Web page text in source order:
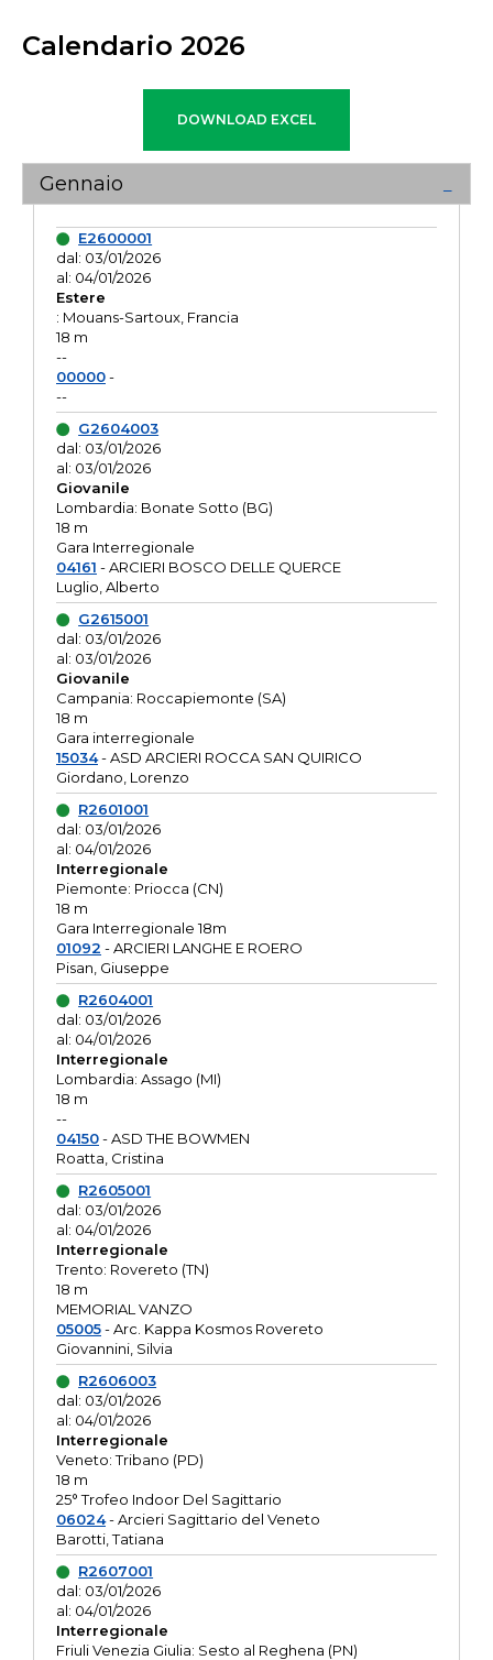
Calendario 2026
Gennaio
E2600001
dal: 03/01/2026
al: 04/01/2026
Estere
: Mouans-Sartoux, Francia
18 m
--
00000-
--
G2604003
dal: 03/01/2026
al: 03/01/2026
Giovanile
Lombardia: Bonate Sotto (BG)
18 m
Gara Interregionale
04161 - ARCIERI BOSCO DELLE QUERCE
Luglio, Alberto
G2615001
dal: 03/01/2026
al: 03/01/2026
Giovanile
Campania: Roccapiemonte (SA)
18 m
Gara interregionale
15034- ASD ARCIERI ROCCA SAN QUIRICO
Giordano, Lorenzo
R2601001
dal: 03/01/2026
al: 04/01/2026
Interregionale
Piemonte: Priocca (CN)
18 m
Gara Interregionale 18m
01092 - ARCIERI LANGHE E ROERO
Pisan, Giuseppe
R2604001
dal: 03/01/2026
al: 04/01/2026
Interregionale
Lombardia: Assago (MI)
18 m
--
04150- ASD THE BOWMEN
Roatta, Cristina
R2605001
dal: 03/01/2026
al: 04/01/2026
Interregionale
Trento: Rovereto (TN)
18 m
MEMORIAL VANZO
05005- Arc. Kappa Kosmos Rovereto
Giovannini, Silvia
R2606003
dal: 03/01/2026
al: 04/01/2026
Interregionale
Veneto: Tribano (PD)
18 m
25° Trofeo Indoor Del Sagittario
06024- Arcieri Sagittario del Veneto
Barotti, Tatiana
R2607001
dal: 03/01/2026
al: 04/01/2026
Interregionale
Friuli Venezia Giulia: Sesto al Reghena (PN)